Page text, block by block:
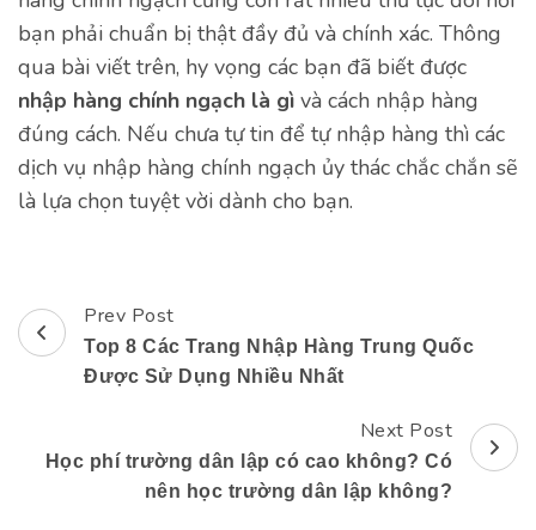
bạn phải chuẩn bị thật đầy đủ và chính xác. Thông
qua bài viết trên, hy vọng các bạn đã biết được
nhập hàng chính ngạch là gì và cách nhập hàng
đúng cách. Nếu chưa tự tin để tự nhập hàng thì các
dịch vụ nhập hàng chính ngạch ủy thác chắc chắn sẽ
là lựa chọn tuyệt vời dành cho bạn.
Post
Navigation
Prev Post
Top 8 Các Trang Nhập Hàng Trung Quốc
Được Sử Dụng Nhiều Nhất
Next Post
Học phí trường dân lập có cao không? Có
nên học trường dân lập không?